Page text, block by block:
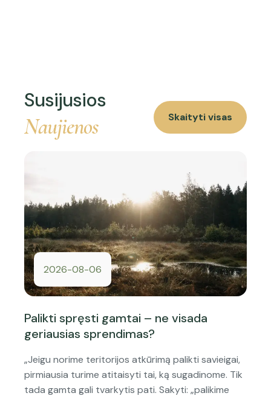
Susijusios
Naujienos Skaityti visas
2026-08-06
Palikti spręsti gamtai – ne visada
geriausias sprendimas?
„Jeigu norime teritorijos atkūrimą palikti savieigai,
pirmiausia turime atitaisyti tai, ką sugadinome. Tik
tada gamta gali tvarkytis pati. Sakyti: „palikime